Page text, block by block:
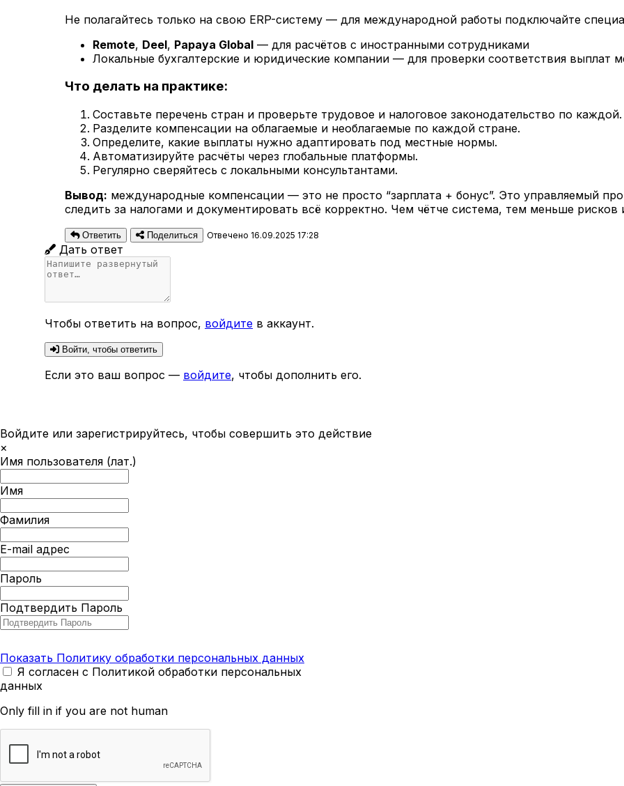
Не полагайтесь только на свою ERP-систему — для международной работы подключайте
Remote, Deel, Papaya Global — для расчётов с иностранными сотрудниками
Локальные бухгалтерские и юридические компании — для проверки соответствия выплат
Что делать на практике:
Составьте перечень стран и проверьте трудовое и налоговое законодательство по каждой.
Разделите компенсации на облагаемые и необлагаемые по каждой стране.
Определите, какие выплаты нужно адаптировать под местные нормы.
Автоматизируйте расчёты через глобальные платформы.
Регулярно сверяйтесь с локальными консультантами.
Вывод: международные компенсации — это не просто “зарплата + бонус”. Это управляемый
следить за налогами и документировать всё корректно. Чем чётче система, тем меньше рисков
Ответить Поделиться Отвечено 16.09.2025 17:28
Дать ответ
Чтобы ответить на вопрос, войдите в аккаунт.
Войти, чтобы ответить
Если это ваш вопрос — войдите, чтобы дополнить его.
Войдите или зарегистрируйтесь, чтобы совершить это действие
×
Имя пользователя (лат.)
Имя
Фамилия
E-mail адрес
Пароль
Подтвердить Пароль
Показать Политику обработки персональных данных
Я согласен с Политикой обработки персональных
данных
Only fill in if you are not human